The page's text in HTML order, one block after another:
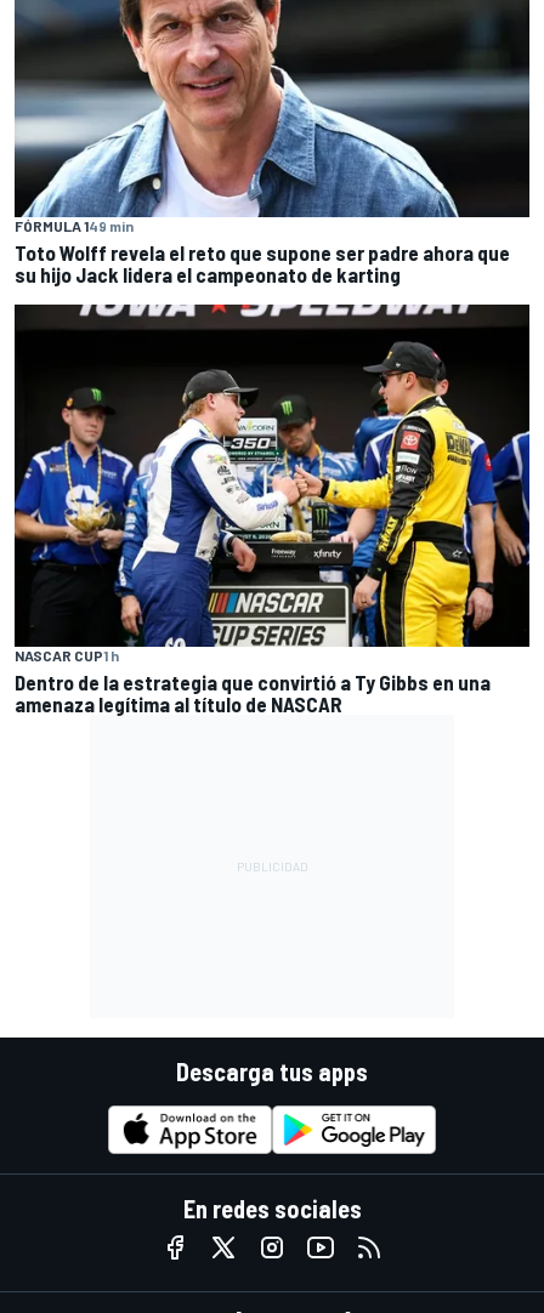
FÓRMULA 149 min
Toto Wolff revela el reto que supone ser padre ahora que
su hijo Jack lidera el campeonato de karting
NASCAR CUP1 h
Dentro de la estrategia que convirtió a Ty Gibbs en una
amenaza legítima al título de NASCAR
Descarga tus apps
En redes sociales